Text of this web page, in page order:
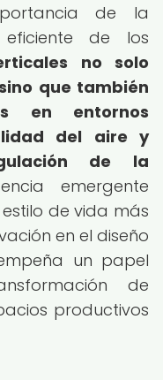
de la
de los
no solo
que también
en entornos
del aire y
de la
emergente
de vida más
en el diseño
un papel
de
productivos